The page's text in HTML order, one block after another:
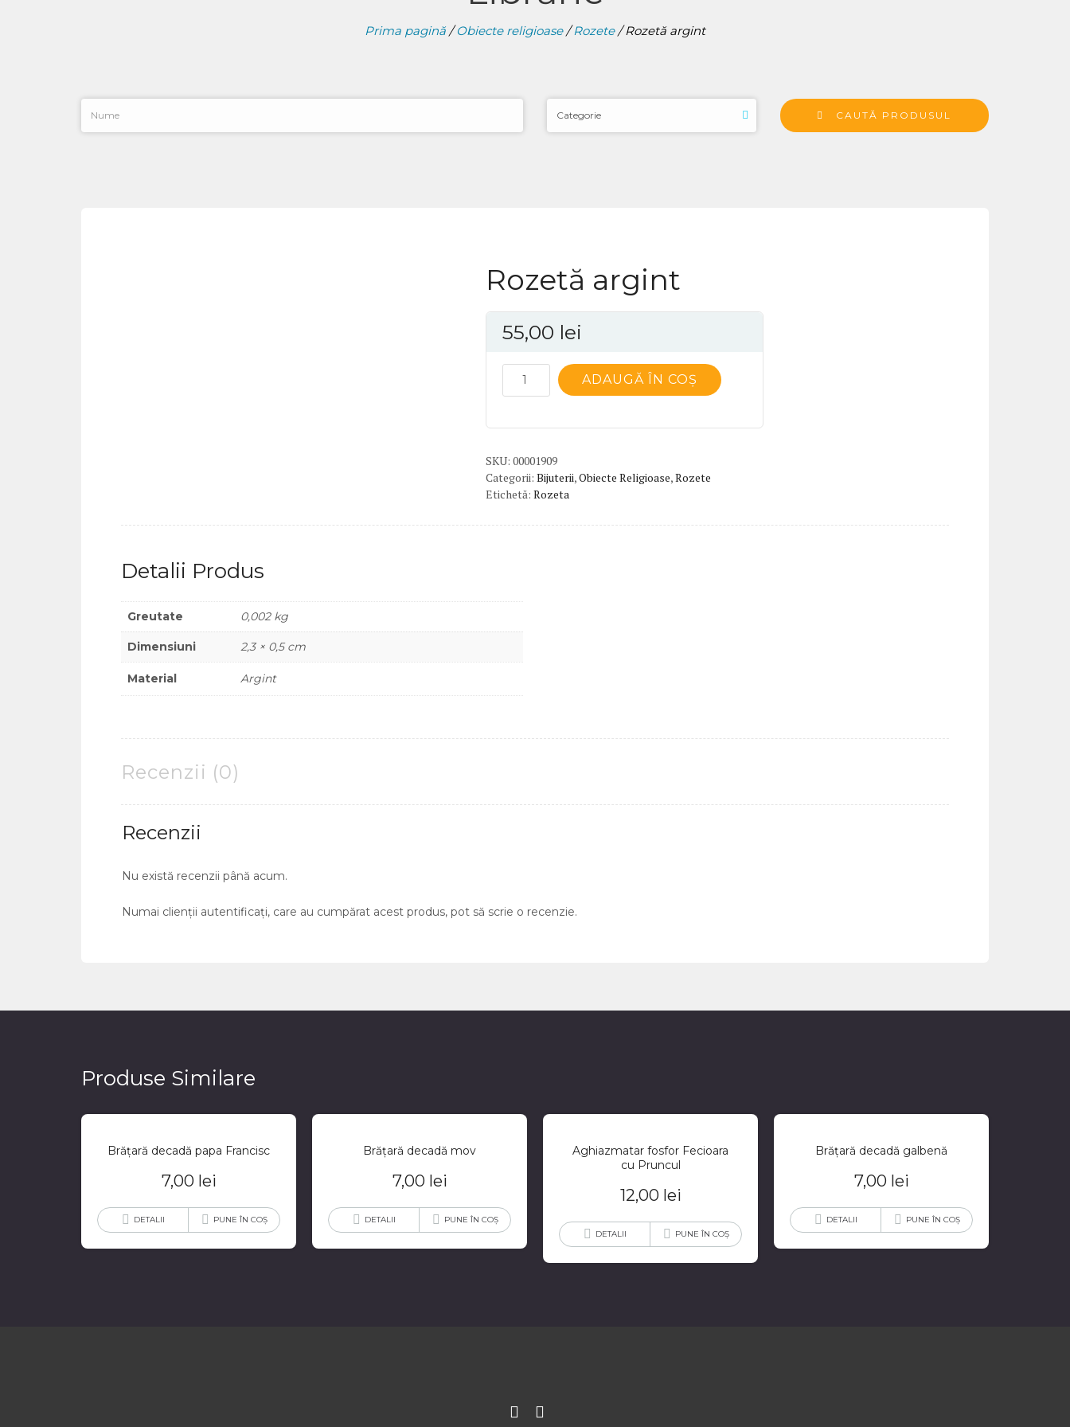
Prima pagină /Obiecte religioase/Rozete/ Rozetă argint
CAUTĂ PRODUSUL
Rozetă argint
55,00 lei
Cantitate
Rozetă
ADAUGĂ ÎN COȘ
SKU: 00001909
Categorii: Bijuterii,Obiecte Religioase,Rozete
Etichetă: Rozeta
Detalii Produs
Greutate 0,002 kg
Dimensiuni 2,3 × 0,5 cm
Material Argint
Recenzii (0)
Recenzii
Nu există recenzii până acum.
Numai clienții autentificați, care au cumpărat acest produs, pot să scrie o recenzie.
Produse Similare
Brățară decadă papa Francisc
7,00 lei
DETALII PUNE ÎN COȘ
Brățară decadă mov
7,00 lei
DETALII PUNE ÎN COȘ
Aghiazmatar fosfor Fecioara
cu Pruncul
12,00 lei
DETALII PUNE ÎN COȘ
Brățară decadă galbenă
7,00 lei
DETALII PUNE ÎN COȘ